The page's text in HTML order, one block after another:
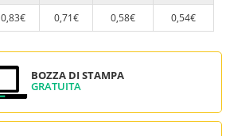
0,83€ 0,71€ 0,58€ 0,54€
BOZZA DI STAMPA
GRATUITA